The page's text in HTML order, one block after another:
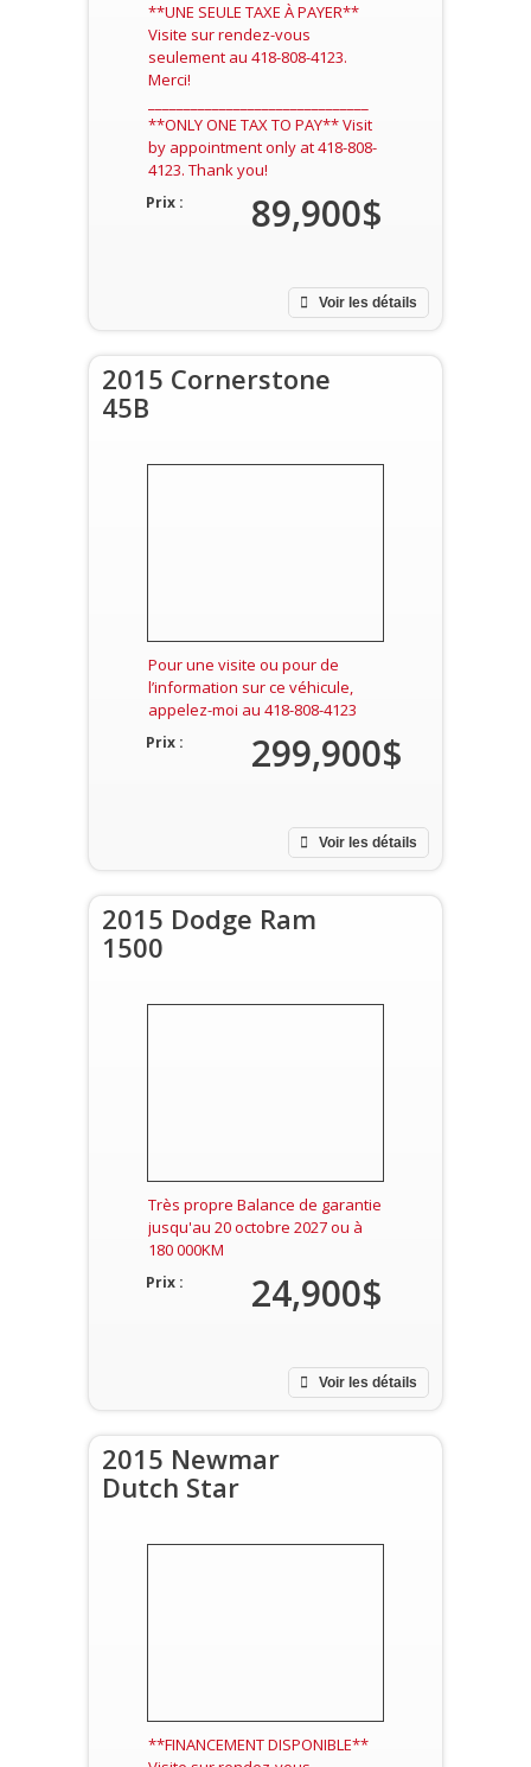
**UNE SEULE TAXE À PAYER**
Visite sur rendez-vous
seulement au 418-808-4123.
Merci!
**ONLY ONE TAX TO PAY** Visit
by appointment only at 418-808-
4123. Thank you!
Voir les détails
Prix : 89,900$
2015 Cornerstone
45B
Pour une visite ou pour de
l’information sur ce véhicule,
appelez-moi au 418-808-4123
Voir les détails
Prix : 299,900$
2015 Dodge Ram
1500
Très propre Balance de garantie
jusqu'au 20 octobre 2027 ou à
180 000KM
Voir les détails
Prix : 24,900$
2015 Newmar
Dutch Star
**FINANCEMENT DISPONIBLE**